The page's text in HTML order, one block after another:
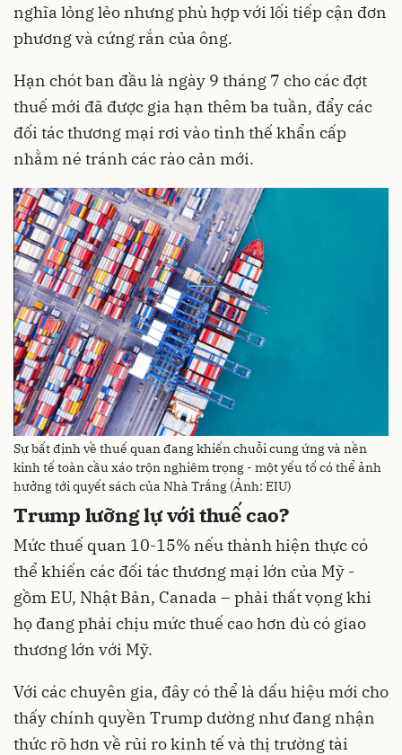
nghĩa lỏng lẻo nhưng phù hợp với lối tiếp cận đơn
phương và cứng rắn của ông.
Hạn chót ban đầu là ngày 9 tháng 7 cho các đợt
thuế mới đã được gia hạn thêm ba tuần, đẩy các
đối tác thương mại rơi vào tình thế khẩn cấp
nhằm né tránh các rào cản mới.
Sự bất định về thuế quan đang khiến chuỗi cung ứng và nền
kinh tế toàn cầu xáo trộn nghiêm trọng - một yếu tố có thể ảnh
hưởng tới quyết sách của Nhà Trắng (Ảnh: EIU)
Trump lưỡng lự với thuế cao?
Mức thuế quan 10-15% nếu thành hiện thực có
thể khiến các đối tác thương mại lớn của Mỹ -
gồm EU, Nhật Bản, Canada – phải thất vọng khi
họ đang phải chịu mức thuế cao hơn dù có giao
thương lớn với Mỹ.
Với các chuyên gia, đây có thể là dấu hiệu mới cho
thấy chính quyền Trump dường như đang nhận
thức rõ hơn về rủi ro kinh tế và thị trường tài